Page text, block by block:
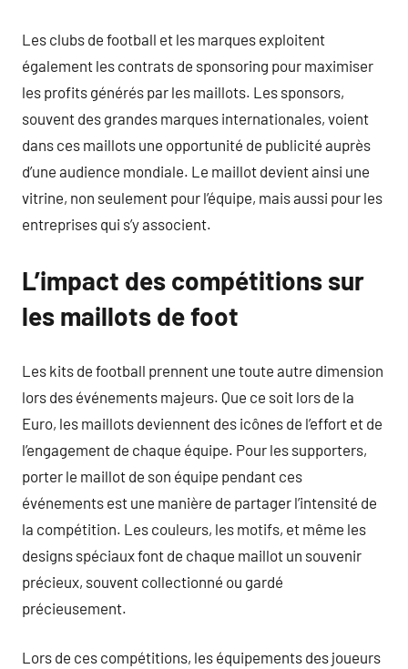
Les clubs de football et les marques exploitent
également les contrats de sponsoring pour maximiser
les profits générés par les maillots. Les sponsors,
souvent des grandes marques internationales, voient
dans ces maillots une opportunité de publicité auprès
d’une audience mondiale. Le maillot devient ainsi une
vitrine, non seulement pour l’équipe, mais aussi pour les
entreprises qui s’y associent.
L’impact des compétitions sur
les maillots de foot
Les kits de football prennent une toute autre dimension
lors des événements majeurs. Que ce soit lors de la
Euro, les maillots deviennent des icônes de l’effort et de
l’engagement de chaque équipe. Pour les supporters,
porter le maillot de son équipe pendant ces
événements est une manière de partager l’intensité de
la compétition. Les couleurs, les motifs, et même les
designs spéciaux font de chaque maillot un souvenir
précieux, souvent collectionné ou gardé
précieusement.
Lors de ces compétitions, les équipements des joueurs